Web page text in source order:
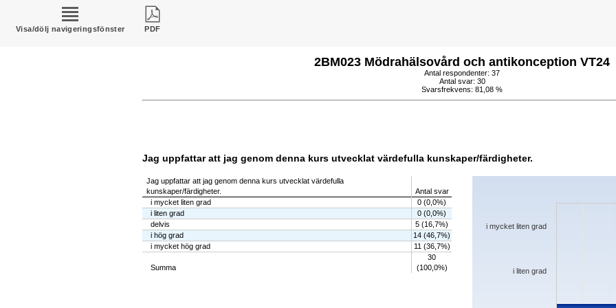
Visa/dölj navigeringsfönster PDF
2BM023 Mödrahälsovård och antikonception VT24
Antal respondenter: 37
Antal svar: 30
Svarsfrekvens: 81,08 %
Jag uppfattar att jag genom denna kurs utvecklat värdefulla kunskaper/färdigheter.
Jag uppfattar att jag genom denna kurs utvecklat värdefulla
kunskaper/färdigheter.
Antal svar
i mycket liten grad
0 (0,0%)
i liten grad
0 (0,0%)
delvis
5 (16,7%)
i hög grad
14 (46,7%)
i mycket hög grad
11 (36,7%)
Summa
30
(100,0%)
Chart
The chart has 1 X axis displaying
i liten grad
i mycket liten grad